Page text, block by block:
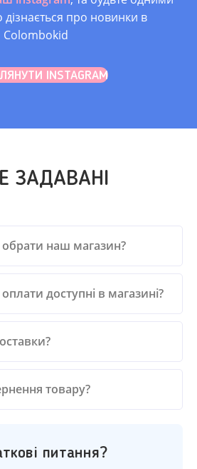
від
про новинки в
Colombokid
INSTAGRAM
ЗАДАВАНІ
наш магазин?
доступні в магазині?
товару?
питання?